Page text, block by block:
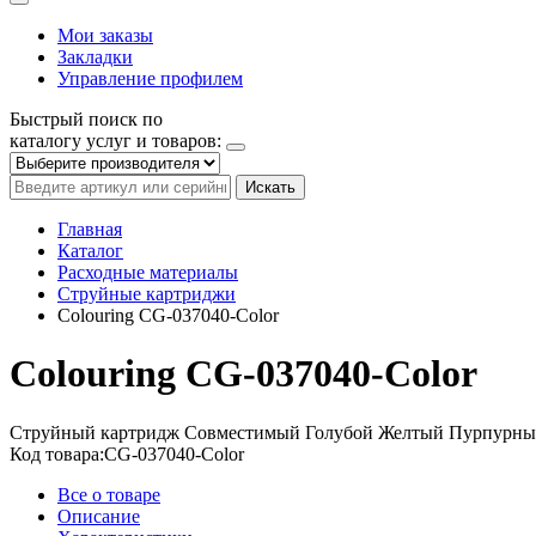
Мои заказы
Закладки
Управление профилем
Быстрый поиск по
каталогу услуг и товаров:
Искать
Главная
Каталог
Расходные материалы
Струйные картриджи
Colouring CG-037040-Color
Colouring CG-037040-Color
Струйный картридж Совместимый Голубой Желтый
Код товара:CG-037040-Color
Все о товаре
Описание